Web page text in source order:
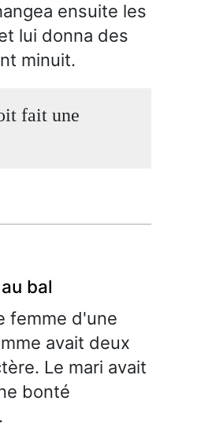
ensuite les
lui donna des
minuit.
fait une
bal
femme d'une
avait deux
Le mari avait
bonté